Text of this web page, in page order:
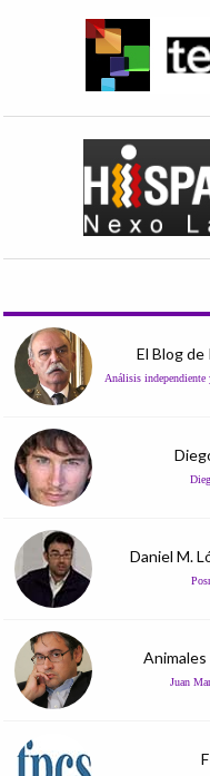
El Blog
Análisis independiente
Daniel M.
Animales
Juan